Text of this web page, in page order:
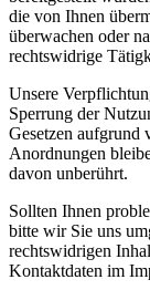
die von Ihnen
überwachen oder
rechtswidrige
Unsere
Sperrung der
Gesetzen aufgrund
Anordnungen
davon unberührt.
Sollten Ihnen
bitte wir Sie uns
rechtswidrigen
Kontaktdaten im